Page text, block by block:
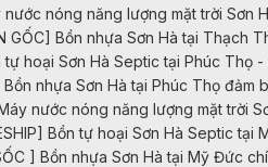
nước nóng năng lượng mặt trời Sơn
GỐC] Bồn nhựa Sơn Hà tại Thạch
tự hoại Sơn Hà Septic tại Phúc Thọ
Bồn nhựa Sơn Hà tại Phúc Thọ
nước nóng năng lượng mặt trời
Bồn tự hoại Sơn Hà Septic
] Bồn nhựa Sơn Hà tại Mỹ Đức